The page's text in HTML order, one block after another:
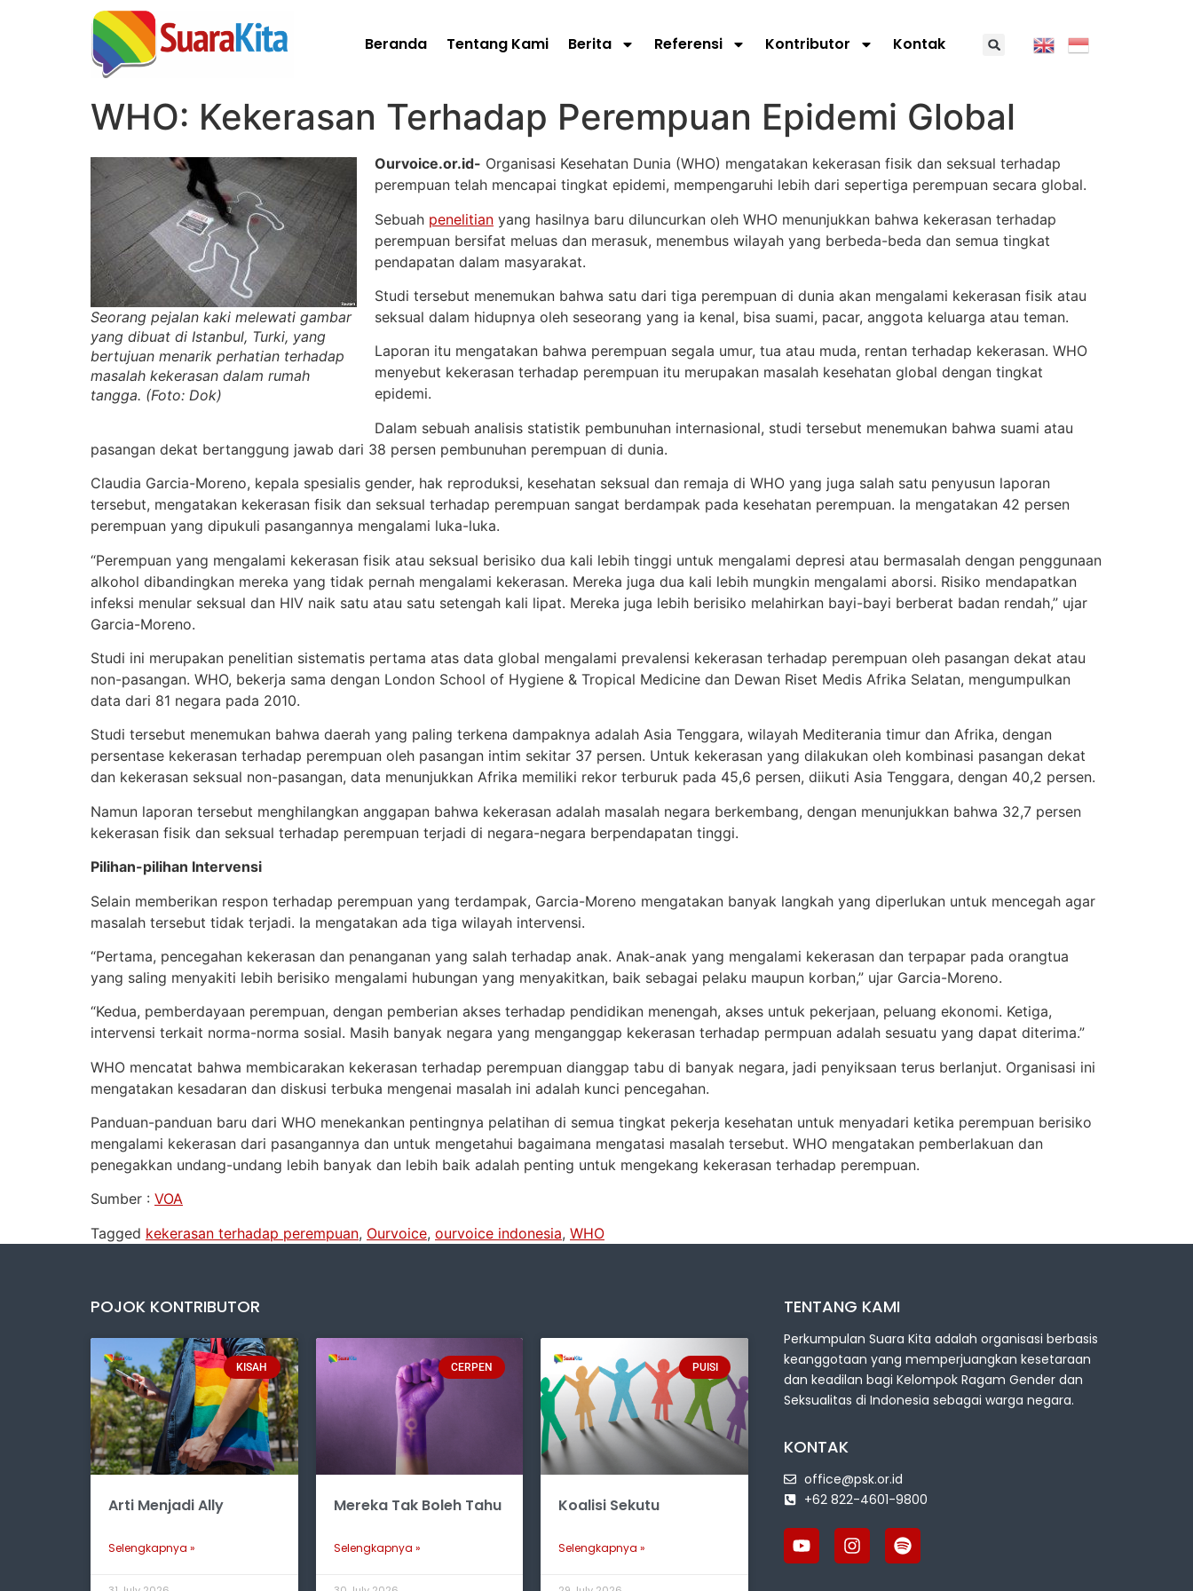
Beranda Tentang Kami Berita Referensi Kontributor Kontak
WHO: Kekerasan Terhadap Perempuan Epidemi Global
Seorang pejalan kaki melewati gambar
yang dibuat di Istanbul, Turki, yang
bertujuan menarik perhatian terhadap
masalah kekerasan dalam rumah
tangga. (Foto: Dok)
Ourvoice.or.id- Organisasi Kesehatan Dunia (WHO) mengatakan kekerasan fisik dan seksual terhadap
perempuan telah mencapai tingkat epidemi, mempengaruhi lebih dari sepertiga perempuan secara global.
Sebuah penelitian yang hasilnya baru diluncurkan oleh WHO menunjukkan bahwa kekerasan terhadap
perempuan bersifat meluas dan merasuk, menembus wilayah yang berbeda-beda dan semua tingkat
pendapatan dalam masyarakat.
Studi tersebut menemukan bahwa satu dari tiga perempuan di dunia akan mengalami kekerasan fisik atau
seksual dalam hidupnya oleh seseorang yang ia kenal, bisa suami, pacar, anggota keluarga atau teman.
Laporan itu mengatakan bahwa perempuan segala umur, tua atau muda, rentan terhadap kekerasan. WHO
menyebut kekerasan terhadap perempuan itu merupakan masalah kesehatan global dengan tingkat
epidemi.
Dalam sebuah analisis statistik pembunuhan internasional, studi tersebut menemukan bahwa suami atau
pasangan dekat bertanggung jawab dari 38 persen pembunuhan perempuan di dunia.
Claudia Garcia-Moreno, kepala spesialis gender, hak reproduksi, kesehatan seksual dan remaja di WHO yang juga salah satu penyusun laporan
tersebut, mengatakan kekerasan fisik dan seksual terhadap perempuan sangat berdampak pada kesehatan perempuan. Ia mengatakan 42 persen
perempuan yang dipukuli pasangannya mengalami luka-luka.
“Perempuan yang mengalami kekerasan fisik atau seksual berisiko dua kali lebih tinggi untuk mengalami depresi atau bermasalah dengan penggunaan
alkohol dibandingkan mereka yang tidak pernah mengalami kekerasan. Mereka juga dua kali lebih mungkin mengalami aborsi. Risiko mendapatkan
infeksi menular seksual dan HIV naik satu atau satu setengah kali lipat. Mereka juga lebih berisiko melahirkan bayi-bayi berberat badan rendah,” ujar
Garcia-Moreno.
Studi ini merupakan penelitian sistematis pertama atas data global mengalami prevalensi kekerasan terhadap perempuan oleh pasangan dekat atau
non-pasangan. WHO, bekerja sama dengan London School of Hygiene & Tropical Medicine dan Dewan Riset Medis Afrika Selatan, mengumpulkan
data dari 81 negara pada 2010.
Studi tersebut menemukan bahwa daerah yang paling terkena dampaknya adalah Asia Tenggara, wilayah Mediterania timur dan Afrika, dengan
persentase kekerasan terhadap perempuan oleh pasangan intim sekitar 37 persen. Untuk kekerasan yang dilakukan oleh kombinasi pasangan dekat
dan kekerasan seksual non-pasangan, data menunjukkan Afrika memiliki rekor terburuk pada 45,6 persen, diikuti Asia Tenggara, dengan 40,2 persen.
Namun laporan tersebut menghilangkan anggapan bahwa kekerasan adalah masalah negara berkembang, dengan menunjukkan bahwa 32,7 persen
kekerasan fisik dan seksual terhadap perempuan terjadi di negara-negara berpendapatan tinggi.
Pilihan-pilihan Intervensi
Selain memberikan respon terhadap perempuan yang terdampak, Garcia-Moreno mengatakan banyak langkah yang diperlukan untuk mencegah agar
masalah tersebut tidak terjadi. Ia mengatakan ada tiga wilayah intervensi.
“Pertama, pencegahan kekerasan dan penanganan yang salah terhadap anak. Anak-anak yang mengalami kekerasan dan terpapar pada orangtua
yang saling menyakiti lebih berisiko mengalami hubungan yang menyakitkan, baik sebagai pelaku maupun korban,” ujar Garcia-Moreno.
“Kedua, pemberdayaan perempuan, dengan pemberian akses terhadap pendidikan menengah, akses untuk pekerjaan, peluang ekonomi. Ketiga,
intervensi terkait norma-norma sosial. Masih banyak negara yang menganggap kekerasan terhadap permpuan adalah sesuatu yang dapat diterima.”
WHO mencatat bahwa membicarakan kekerasan terhadap perempuan dianggap tabu di banyak negara, jadi penyiksaan terus berlanjut. Organisasi ini
mengatakan kesadaran dan diskusi terbuka mengenai masalah ini adalah kunci pencegahan.
Panduan-panduan baru dari WHO menekankan pentingnya pelatihan di semua tingkat pekerja kesehatan untuk menyadari ketika perempuan berisiko
mengalami kekerasan dari pasangannya dan untuk mengetahui bagaimana mengatasi masalah tersebut. WHO mengatakan pemberlakuan dan
penegakkan undang-undang lebih banyak dan lebih baik adalah penting untuk mengekang kekerasan terhadap perempuan.
Sumber : VOA
Tagged kekerasan terhadap perempuan, Ourvoice, ourvoice indonesia, WHO
POJOK KONTRIBUTOR
KISAH
Arti Menjadi Ally
Selengkapnya »
CERPEN
Mereka Tak Boleh Tahu
Selengkapnya »
PUISI
Koalisi Sekutu
Selengkapnya »
TENTANG KAMI
Perkumpulan Suara Kita adalah organisasi berbasis
keanggotaan yang memperjuangkan kesetaraan
dan keadilan bagi Kelompok Ragam Gender dan
Seksualitas di Indonesia sebagai warga negara.
KONTAK
office@psk.or.id
+62 822-4601-9800